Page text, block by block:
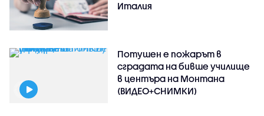
Италия
Потушен е пожарът в
сградата на бивше училище
в центъра на Монтана
(ВИДЕО+СНИМКИ)